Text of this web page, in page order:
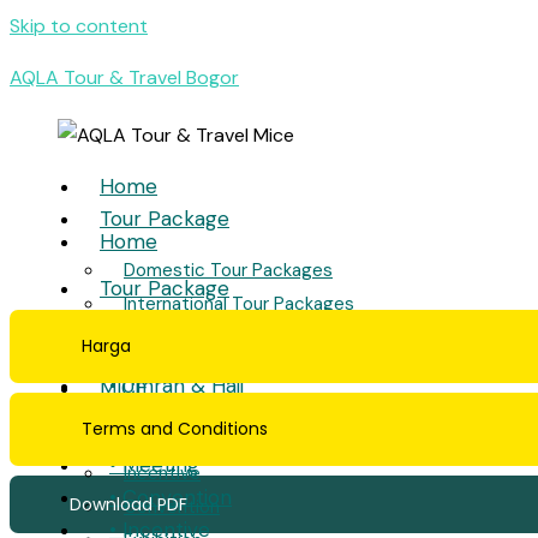
Skip to content
AQLA Tour & Travel Bogor
Home
Tour Package
Domestic Tour Packages
International Tour Packages
Umrah & Hajj
MICE
Meeting
Incentive
Convention
Home
Tour Package
• International Tour Packages
• Umrah & Hajj
MICE
• Meeting
• Convention
• Incentive
Harga
Terms and Conditions
Download PDF